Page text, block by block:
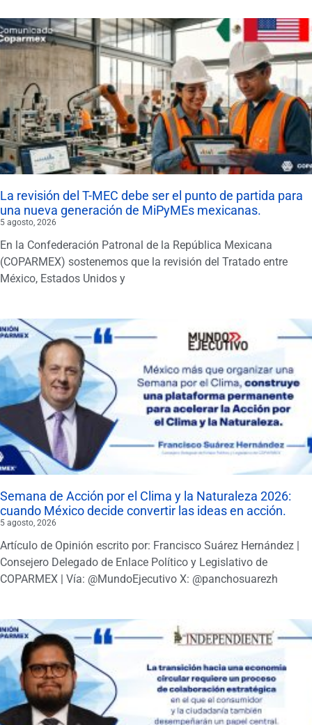
La revisión del T-MEC debe ser el punto de partida para
una nueva generación de MiPyMEs mexicanas.
5 agosto, 2026
En la Confederación Patronal de la República Mexicana
(COPARMEX) sostenemos que la revisión del Tratado entre
México, Estados Unidos y
Semana de Acción por el Clima y la Naturaleza 2026:
cuando México decide convertir las ideas en acción.
5 agosto, 2026
Artículo de Opinión escrito por: Francisco Suárez Hernández |
Consejero Delegado de Enlace Político y Legislativo de
COPARMEX | Vía: @MundoEjecutivo X: @panchosuarezh